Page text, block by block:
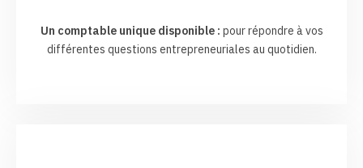
Un comptable unique disponible : pour répondre à vos
différentes questions entrepreneuriales au quotidien.